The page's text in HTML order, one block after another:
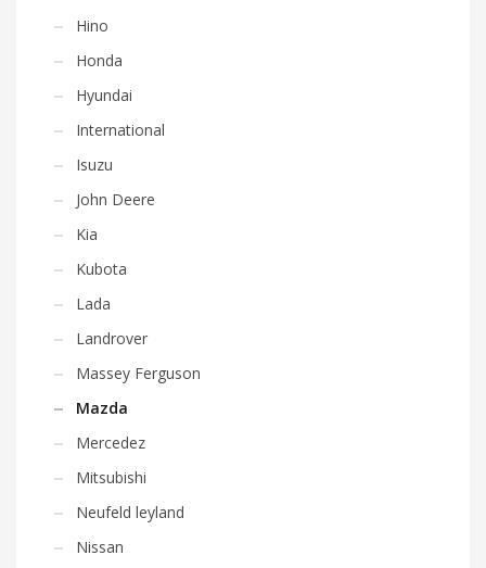
Hino
Honda
Hyundai
International
Isuzu
John Deere
Kia
Kubota
Lada
Landrover
Massey Ferguson
Mazda
Mercedez
Mitsubishi
Neufeld leyland
Nissan